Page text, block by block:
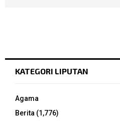
KATEGORI LIPUTAN
Agama
Berita (1,776)